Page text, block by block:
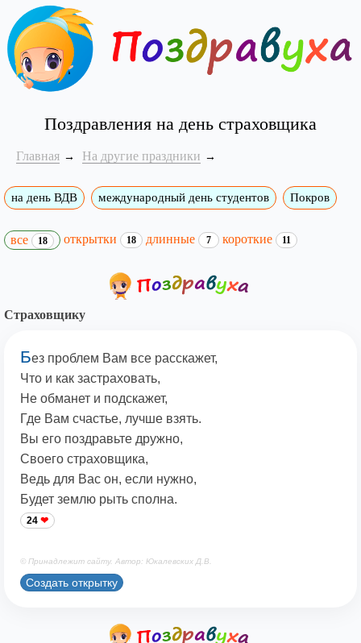
Поздравления на день страховщика
Главная На другие праздники
на день ВДВ международный день студентов Покров
все 18 открытки 18 длинные 7 короткие 11
Страховщику
Без проблем Вам все расскажет,
Что и как застраховать,
Не обманет и подскажет,
Где Вам счастье, лучше взять.
Вы его поздравьте дружно,
Своего страховщика,
Ведь для Вас он, если нужно,
Будет землю рыть сполна.
24
© Принадлежит сайту. Автор: Юкалевских Д.В.
Создать открытку